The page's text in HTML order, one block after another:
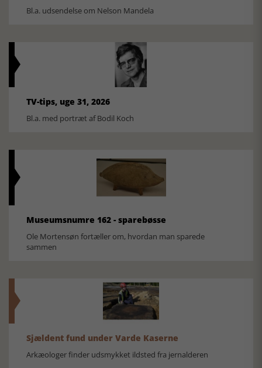
Bl.a. udsendelse om Nelson Mandela
TV-tips, uge 31, 2026
Bl.a. med portræt af Bodil Koch
Museumsnumre 162 - sparebøsse
Ole Mortensøn fortæller om, hvordan man sparede
sammen
Sjældent fund under Varde Kaserne
Arkæologer finder udsmykket ildsted fra jernalderen